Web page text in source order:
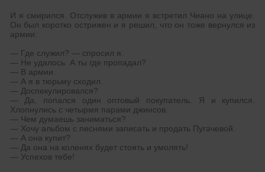
И я смирился. Отслужив в армии я встретил Чиано на улице.
Он был коротко острижен и я решил, что он тоже вернулся из
армии:
— Где служил? — спросил я.
— Не удалось. А ты где пропадал?
— В армии.
— А я в тюрьму сходил.
— Доспекулировался?
— Да, попался один оптовый покупатель. Я и купился.
Хлопнулись с четырмя парами джинсов.
— Чем думаешь заниматься?
— Хочу альбом с песнями записать и продать Пугачевой.
— А она купит?
— Да она на коленях будет стоять и умолять!
— Успехов тебе!